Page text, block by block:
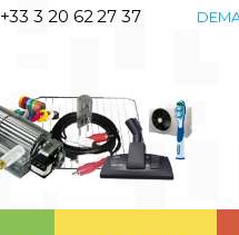
+33 3 20 62 27 37